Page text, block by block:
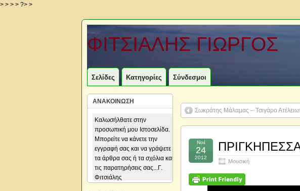
> > > > ?> >
ΦΙΤΣΙΑΛΗΣ ΓΙΩΡΓΟΣ
Σελίδες Κατηγορίες Σύνδεσμοι
ΑΝΑΚΟΙΝΩΣΗ
Καλωσήλθατε στην
προσωπική μου Ιστοσελίδα.
Μπορείτε να κάνετε την
εγγραφή σας και να γράψετε
τα άρθρα σας ή τα σχόλια και
τις παρατηρήσεις σας...Γ.
Φιτσιάλης
Καλωσήλθατε στην
προσωπική μου Ιστοσελίδα.
Μπορείτε να κάνετε την
εγγραφή σας και να γράψετε
τα άρθρα σας ή τα σχόλια και
τις παρατηρήσεις σας...Γ.
Φιτσιάλης
Σωκράτης Μάλαμας – Τσιγάρο
ΠΡΙΓΚΗΠΕΣΣΑ
Μουσική
Νοέ
24
2012